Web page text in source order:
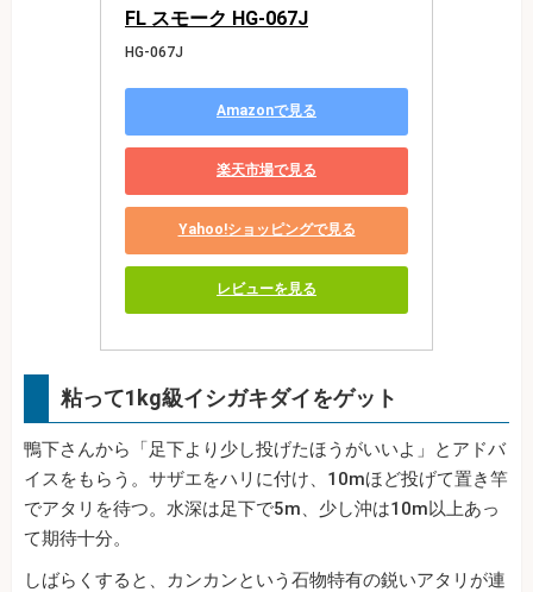
FL スモーク HG-067J
HG-067J
Amazonで見る
楽天市場で見る
Yahoo!ショッピングで見る
レビューを見る
粘って1kg級イシガキダイをゲット
鴨下さんから「足下より少し投げたほうがいいよ」とアドバ
イスをもらう。サザエをハリに付け、10mほど投げて置き竿
でアタリを待つ。水深は足下で5m、少し沖は10m以上あっ
て期待十分。
しばらくすると、カンカンという石物特有の鋭いアタリが連